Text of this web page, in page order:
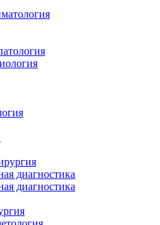
диагностика
диагностика